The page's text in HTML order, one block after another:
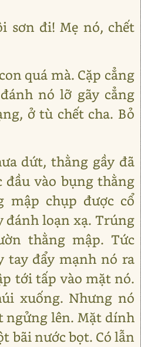
sơn đi! Mẹ nó, chết
quá mà. Cặp cẳng
nó lỡ gãy cẳng
ở tù chết cha. Bỏ
dứt, thằng gầy đã
vào bụng thằng
mập chụp được cổ
đánh loạn xạ. Trúng
thằng mập. Tức
tay đẩy mạnh nó ra
tới tấp vào mặt nó.
xuống. Nhưng nó
ngửng lên. Mặt dính
bãi nước bọt. Có lẫn